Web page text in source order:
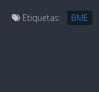
Etiquetas: BME